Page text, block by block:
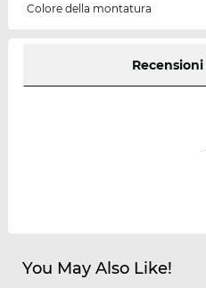
Colore della montatura
You May Also Like!